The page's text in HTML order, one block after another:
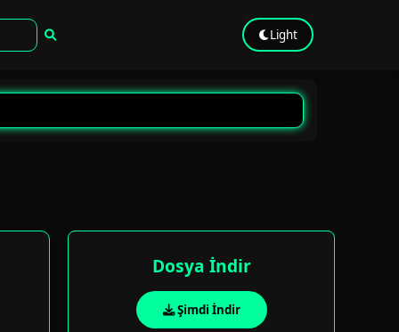
Light
Dosya İndir
Şimdi İndir